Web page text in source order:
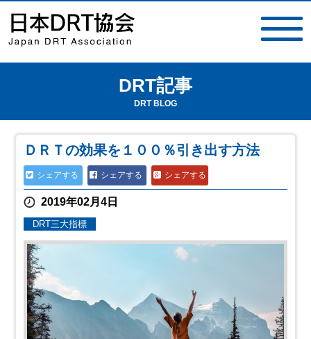
DRT記事
DRT BLOG
ＤＲＴの効果を１００％引き出す方法
シェアする シェアする シェアする
2019年02月4日
DRT三大指標